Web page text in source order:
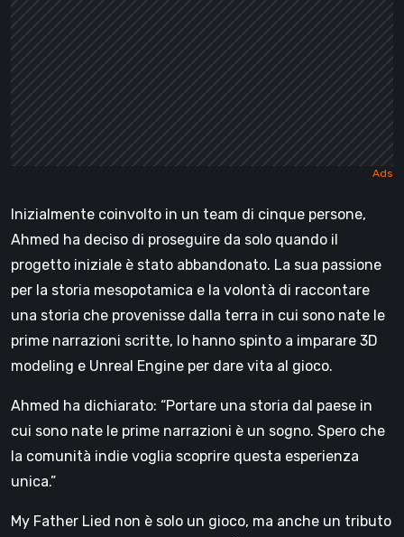
Inizialmente coinvolto in un team di cinque persone,
Ahmed ha deciso di proseguire da solo quando il
progetto iniziale è stato abbandonato. La sua passione
per la storia mesopotamica e la volontà di raccontare
una storia che provenisse dalla terra in cui sono nate le
prime narrazioni scritte, lo hanno spinto a imparare 3D
modeling e Unreal Engine per dare vita al gioco.
Ahmed ha dichiarato: “Portare una storia dal paese in
cui sono nate le prime narrazioni è un sogno. Spero che
la comunità indie voglia scoprire questa esperienza
unica.”
My Father Lied non è solo un gioco, ma anche un tributo